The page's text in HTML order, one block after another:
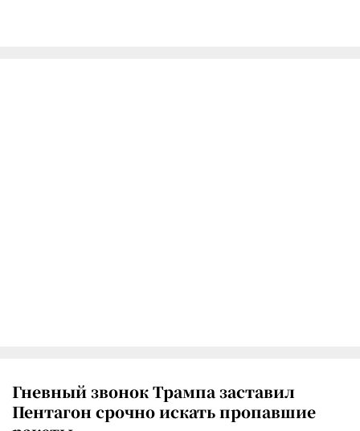
Гневный звонок Трампа заставил
Пентагон срочно искать пропавшие